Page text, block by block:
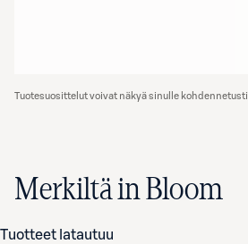
Tuotesuosittelut voivat näkyä sinulle kohdennetusti
Merkiltä in Bloom
Tuotteet latautuu